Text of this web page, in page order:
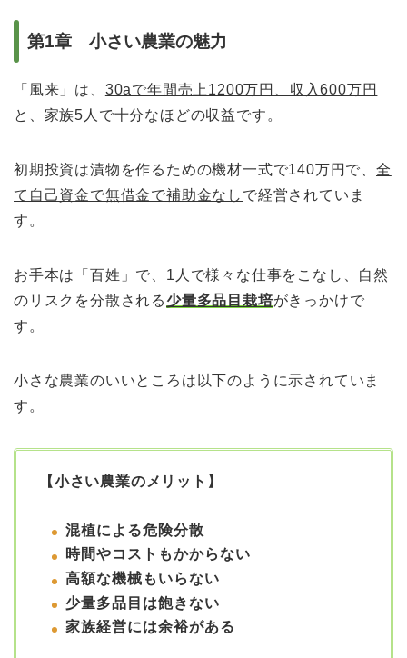
第1章 小さい農業の魅力
「風来」は、 30aで年間売上1200万円、収入600万円
と、家族5人で十分なほどの収益です。
初期投資は漬物を作るための機材一式で140万円で、 全
て自己資金で無借金で補助金なし で経営されていま
す。
お手本は「百姓」で、1人で様々な仕事をこなし、自然
のリスクを分散される 少量多品目栽培がきっかけで
す。
小さな農業のいいところは以下のように示されていま
す。
【小さい農業のメリット】
混植による危険分散
時間やコストもかからない
高額な機械もいらない
少量多品目は飽きない
家族経営には余裕がある